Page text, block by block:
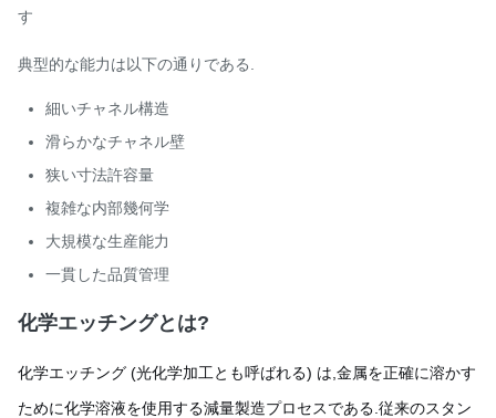
す
典型的な能力は以下の通りである.
細いチャネル構造
滑らかなチャネル壁
狭い寸法許容量
複雑な内部幾何学
大規模な生産能力
一貫した品質管理
化学エッチングとは?
化学エッチング (光化学加工とも呼ばれる) は,金属を正確に溶かす
ために化学溶液を使用する減量製造プロセスである.従来のスタン